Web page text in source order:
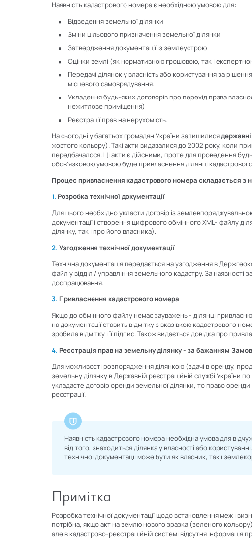
Наявність кадастрового номера є необхідною умовою для:
Відведення земельної ділянки
Зміни цільового призначення земельної ділянки
Затвердження документації із землеустрою
Оцінки землі (як нормативною грошовою, так і
Передачі ділянок у власність або користування за
місцевого самоврядування.
Укладення будь-яких договорів про перехід права
нежитлове приміщення)
Реєстрації прав на нерухомість.
На сьогодні у багатьох громадян України залишилися
жовтого кольору). Такі акти видавалися до 2002 року, коли
передбачалося. Ці акти є дійсними, проте для проведення
обов'язковою умовою буде привласнення ділянці
Процес привласнення кадастрового номера складається з
1. Розробка технічної документації
Для цього необхідно укласти договір із
документації і створення цифрового обмінного XML- файлу
ділянку, так і про його власника).
2. Узгодження технічної документації
Технічна документація передається на узгодження в
файл у відділ / управління земельного кадастру. За
доопрацювання.
3. Привласнення кадастрового номера
Якщо до обмінного файлу немає зауважень - ділянці
на документації ставить відмітку з вказівкою кадастрового
зробила відмітку і її підпис. Також видається довідка про
4. Реєстрація прав на земельну ділянку - за бажанням
Для можливості розпорядження ділянкою (здачі в оренду,
земельну ділянку в Державній реєстраційній службі України
укладаєте договір оренди земельної ділянки, то право
реєстрації.
Наявність кадастрового номера необхідна умова для
від того, знаходиться ділянка у власності або
технічної документації може бути як власник, так і
Примітка
Розробка технічної документації щодо встановлення меж і
потрібна, якщо акт на землю нового зразка (зеленого
але в кадастрово-реєстраційній системі відсутня інформація